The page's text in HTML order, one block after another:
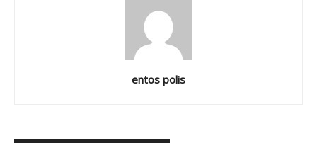
entos polis